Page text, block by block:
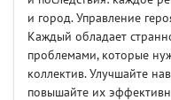
и город. Управление
Каждый обладает
проблемами, которые
коллектив. Улучшайте
повышайте их